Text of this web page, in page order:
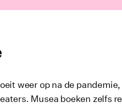
weer op na de
Musea boeken zelfs